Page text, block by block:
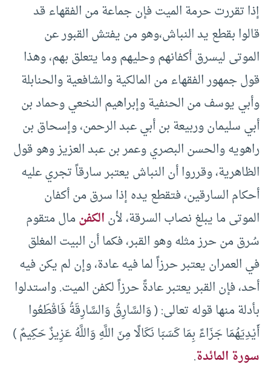
إذا تقررت حرمة الميت فإن جماعة من الفقهاء قد
قالوا بقطع يد النباش،وهو من يفتش القبور عن
الموتى ليسرق أكفانهم وحليهم وما يتعلق بهم، وهذا
قول جمهور الفقهاء من المالكية والشافعية والحنابلة
وأبي يوسف من الحنفية وإبراهيم النخعي وحماد بن
أبي سليمان وربيعة بن أبي عبد الرحمن، وإسحاق بن
راهويه والحسن البصري وعمر بن عبد العزيز وهو قول
الظاهرية، وقرروا أن النباش يعتبر سارقاً تجري عليه
أحكام السارقين، فتقطع يده إذا سرق من أكفان
الموتى ما يبلغ نصاب السرقة، لأنالكفنمال متقوم
سُرق من حرز مثله وهو القبر، فكما أن البيت المغلق
في العمران يعتبر حرزاً لما فيه عادة، وإن لم يكن فيه
أحد، فإن القبر يعتبر عادةً حرزاً لكفن الميت. واستدلوا
بأدلة منها قوله تعالى: ( وَالسَّارِقُ وَالسَّارِقَةُ فَاقْطَعُوا
أَيْدِيَهُمَا جَزَاءً بِمَا كَسَبَا نَكَالًا مِنَ اللَّهِ وَاللَّهُ عَزِيزٌ حَكِيمٌ )
سورة المائدة.